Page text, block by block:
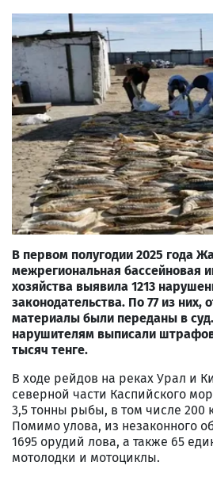
В первом полугодии 2025 года
межрегиональная бассейновая
хозяйства выявила 1213
законодательства. По 77 из них,
материалы были переданы в
нарушителям выписали
тысяч тенге.
В ходе рейдов на реках Урал и
северной части Каспийского
3,5 тонны рыбы, в том числе 200
Помимо улова, из незаконного
1695 орудий лова, а также 65
мотолодки и мотоциклы.